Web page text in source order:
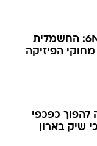
יונדאי איוניק 6N: החשמלית
הפיזיקה
כפכפי
שיק בארון